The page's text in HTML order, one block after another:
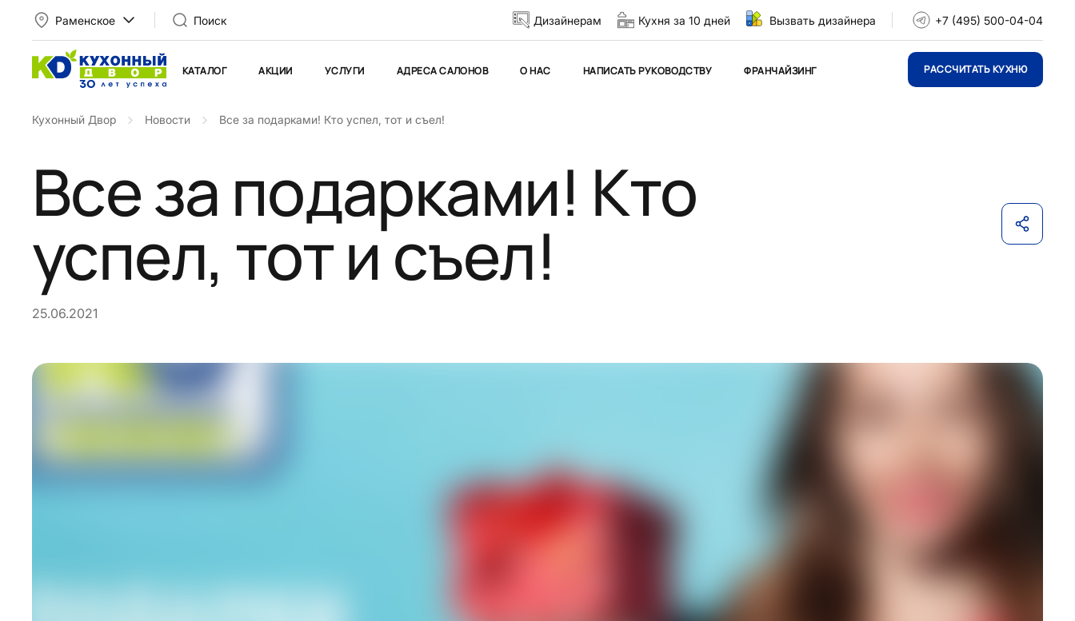
Раменское Поиск Дизайнерам Кухня за 10 дней Вызвать дизайнера +7 (495) 500-04-04
КАТАЛОГ АКЦИИ УСЛУГИ АДРЕСА САЛОНОВ О НАС НАПИСАТЬ РУКОВОДСТВУ ФРАНЧАЙЗИНГ РАССЧИТАТЬ КУХНЮ
Кухонный Двор Новости Все за подарками! Кто успел, тот и съел!
Все за подарками! Кто
успел, тот и съел!
25.06.2021